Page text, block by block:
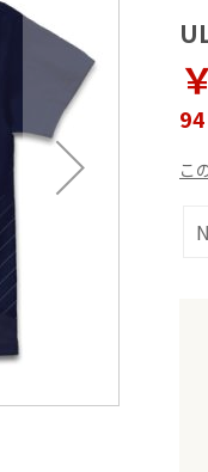
こ